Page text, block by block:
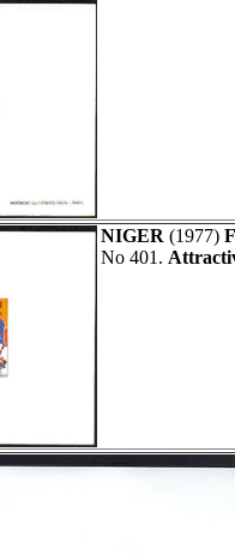
NIGER (1977)
No 401.